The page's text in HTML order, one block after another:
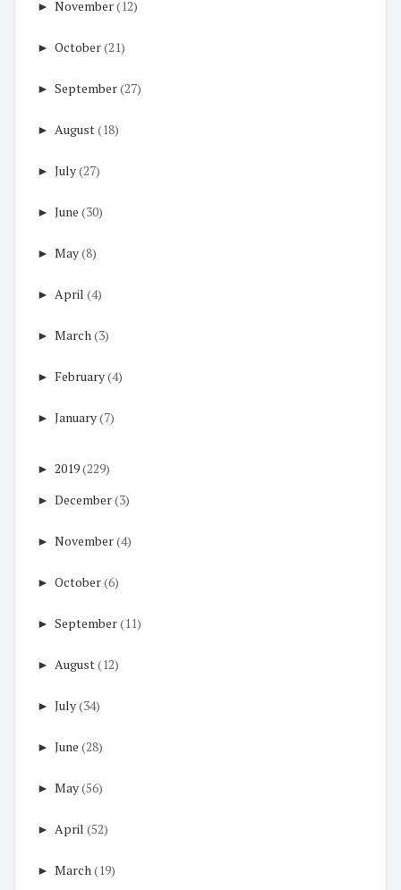
► November(12)
► October(21)
► September(27)
► August(18)
► July(27)
► June (30)
► May(8)
► April (4)
► March(3)
► February(4)
► January(7)
► 2019(229)
► December(3)
► November(4)
► October(6)
► September(11)
► August(12)
► July(34)
► June (28)
► May(56)
► April (52)
► March(19)